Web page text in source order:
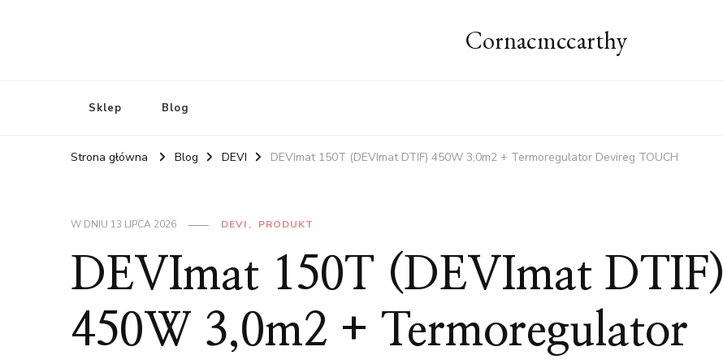
Cornacmccarthy
Sklep Blog
Strona główna Blog DEVI DEVImat 150T (DEVImat DTIF) 450W 3,0m2 + Termoregulator Devireg TOUCH
W DNIU 13 LIPCA 2026 DEVI PRODUKT
DEVImat 150T (DEVImat DTIF)
450W 3,0m2 + Termoregulator